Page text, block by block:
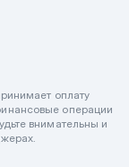
оплату
операции
внимательны и